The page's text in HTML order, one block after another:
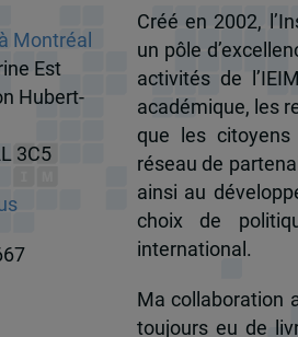
Montréal
Est
Hubert-
3C5
Créé en 2002,
un pôle
activités de
académique, les
que les
réseau de
ainsi au
choix de
international.
Ma collaboration
toujours eu de